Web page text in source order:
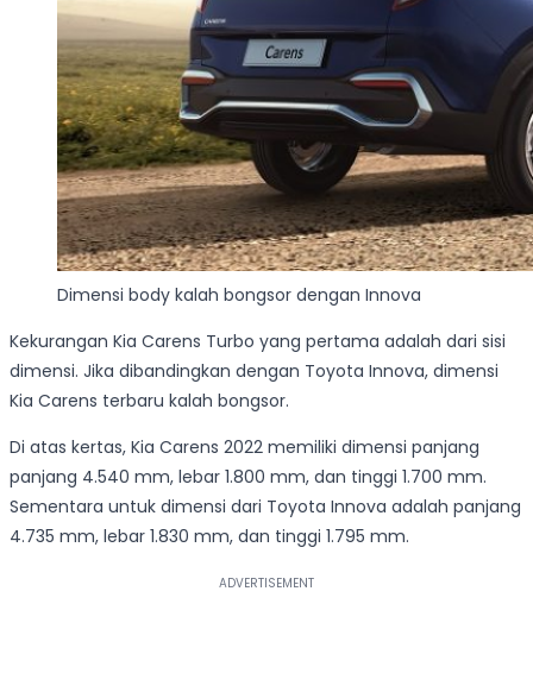
Dimensi body kalah bongsor dengan Innova
Kekurangan Kia Carens Turbo yang pertama adalah dari sisi
dimensi. Jika dibandingkan dengan Toyota Innova, dimensi
Kia Carens terbaru kalah bongsor.
Di atas kertas, Kia Carens 2022 memiliki dimensi panjang
panjang 4.540 mm, lebar 1.800 mm, dan tinggi 1.700 mm.
Sementara untuk dimensi dari Toyota Innova adalah panjang
4.735 mm, lebar 1.830 mm, dan tinggi 1.795 mm.